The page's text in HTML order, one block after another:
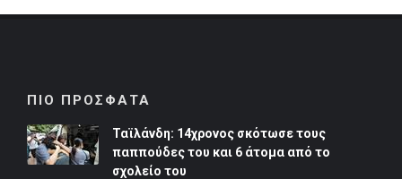
ΠΙΟ ΠΡΟΣΦΑΤΑ
Ταϊλάνδη: 14χρονος σκότωσε τους
παππούδες του και 6 άτομα από το
σχολείο του